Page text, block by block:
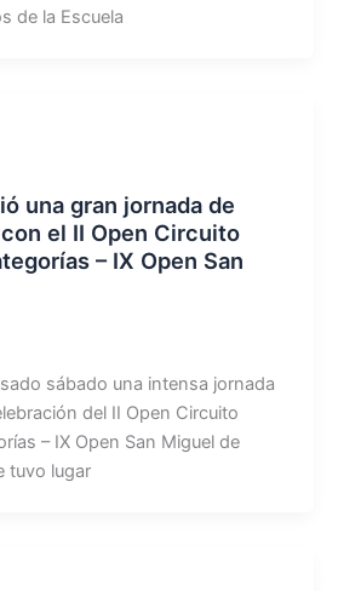
de la Escuela
una gran jornada de
el II Open Circuito
– IX Open San
sábado una intensa jornada
del II Open Circuito
– IX Open San Miguel de
tuvo lugar